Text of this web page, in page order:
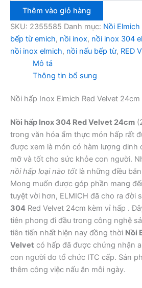
Elmich
Red
Velvet
EL5585
Thêm vào giỏ hàng
SKU: 2355585 Danh mục: Nồi Elmich
bếp từ emich, nồi inox, nồi inox 304
nồi inox elmich, nồi nấu bếp từ, RED
Mô tả
Thông tin bổ sung
Nồi hấp Inox Elmich Red Velvet
Nồi hấp Inox 304 Red Velvet 24cm
trong văn hóa ẩm thực món hấp rất
được xem là món có hàm lượng dinh
mỡ và tốt cho sức khỏe con người.
nồi hấp loại nào tốt là những điều
Mong muốn được góp phần mang
tuyệt vời hơn, ELMICH đã cho ra đời
304 Red Velvet 24cm kèm vỉ hấp .
tiên phong đi đầu trong công nghệ
tiên tiến nhất hiện nay đồng thời Nồi
Velvet có hấp đã được chứng nhận
con người do tổ chức ITC cấp. Sản
thêm công việc nấu ăn mỗi ngày.